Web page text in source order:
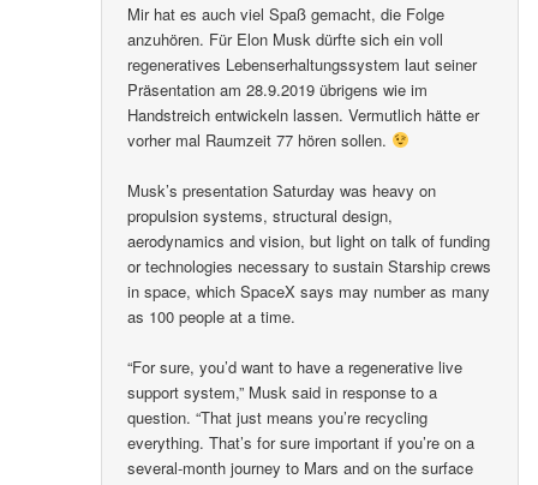
Mir hat es auch viel Spaß gemacht, die Folge
anzuhören. Für Elon Musk dürfte sich ein voll
regeneratives Lebenserhaltungssystem laut seiner
Präsentation am 28.9.2019 übrigens wie im
Handstreich entwickeln lassen. Vermutlich hätte er
vorher mal Raumzeit 77 hören sollen.
Musk’s presentation Saturday was heavy on
propulsion systems, structural design,
aerodynamics and vision, but light on talk of funding
or technologies necessary to sustain Starship crews
in space, which SpaceX says may number as many
as 100 people at a time.
“For sure, you’d want to have a regenerative live
support system,” Musk said in response to a
question. “That just means you’re recycling
everything. That’s for sure important if you’re on a
several-month journey to Mars and on the surface